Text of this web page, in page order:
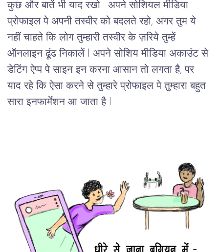
कुछ और बातें भी याद रखो : अपने सोशियल मीडिया
प्रोफाइल पे अपनी तस्वीर को बदलते रहो, अगर तुम ये
नहीं चाहते कि लोग तुम्हारी तस्वीर के ज़रिये तुम्हें
ऑनलाइन ढूंढ निकालें l अपने सोशिय मीडिया अकाउंट से
डेटिंग ऐप्प पे साइन इन करना आसान तो लगता है, पर
याद रहे कि ऐसा करने से तुम्हारे प्रोफाइल पे तुम्हारा बहुत
सारा इनफार्मेशन आ जाता है l